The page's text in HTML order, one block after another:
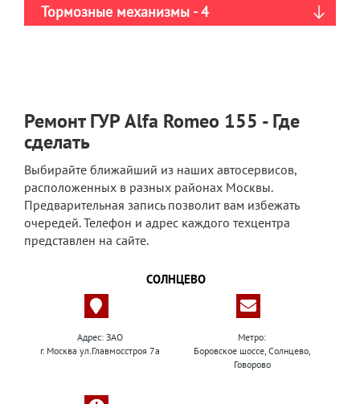
Тормозные механизмы - 4
Ремонт ГУР Alfa Romeo 155 - Где
сделать
Выбирайте ближайший из наших автосервисов,
расположенных в разных районах Москвы.
Предварительная запись позволит вам избежать
очередей. Телефон и адрес каждого техцентра
представлен на сайте.
СОЛНЦЕВО
Адрес: ЗАО
г. Москва ул.Главмосстроя 7а
Метро:
Боровское шоссе, Солнцево,
Говорово